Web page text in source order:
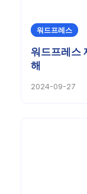
워드프레스
워드프레스
해
2024-09-27